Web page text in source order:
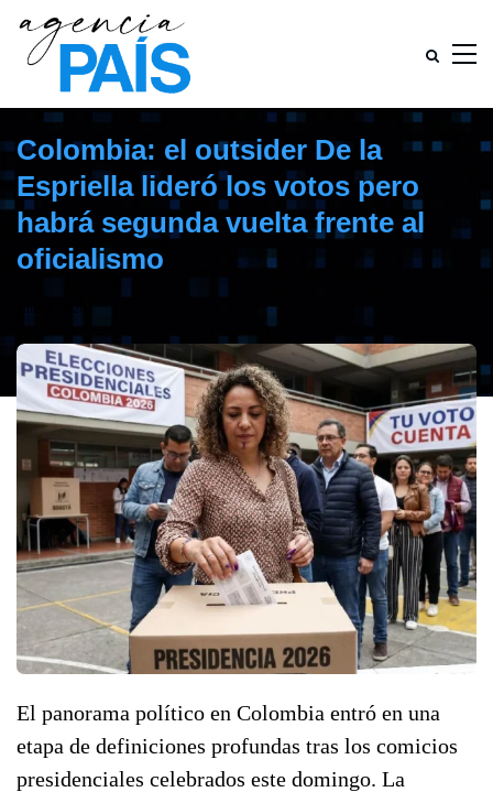
Colombia: el outsider De la
Espriella lideró los votos pero
habrá segunda vuelta frente al
oficialismo
junio 1, 2026
El panorama político en Colombia entró en una
etapa de definiciones profundas tras los comicios
presidenciales celebrados este domingo. La